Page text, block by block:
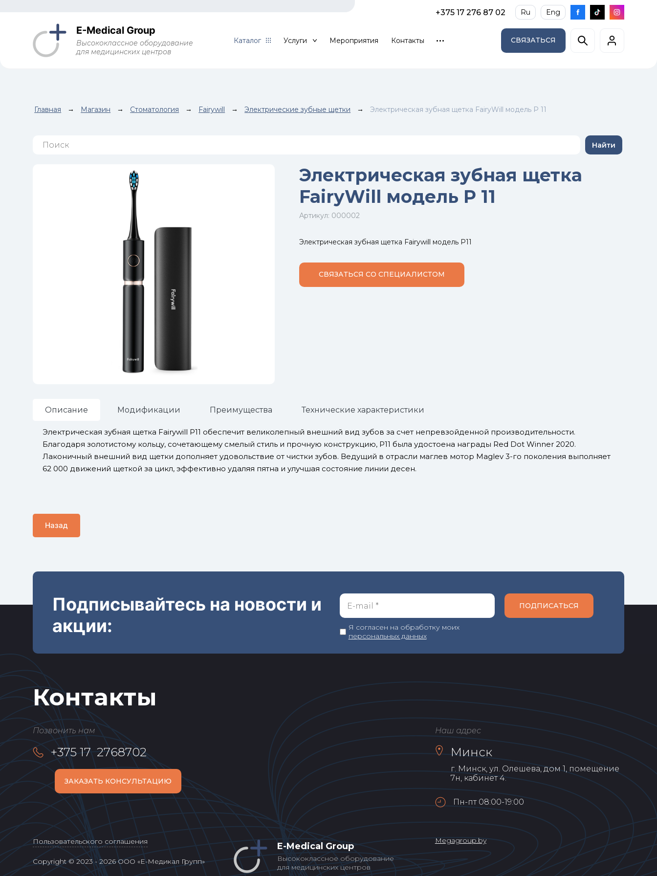
+375 17 276 87 02 Ru Eng
E-Medical Group
Высококлассное оборудование
для медицинских центров
Каталог Услуги Мероприятия Контакты СВЯЗАТЬСЯ
Главная → Магазин → Стоматология → Fairywill → Электрические зубные щетки → Электрическая зубная щетка FairyWill модель P 11
Найти
Электрическая зубная щетка
FairyWill модель P 11
Артикул: 000002
Электрическая зубная щетка Fairywill модель P11
СВЯЗАТЬСЯ СО СПЕЦИАЛИСТОМ
Описание Модификации Преимущества Технические характеристики
Электрическая зубная щетка Fairywill P11 обеспечит великолепный внешний вид зубов за счет непревзойденной производительности.
Благодаря золотистому кольцу, сочетающему смелый стиль и прочную конструкцию, P11 была удостоена награды Red Dot Winner 2020.
Лаконичный внешний вид щетки дополняет удовольствие от чистки зубов. Ведущий в отрасли маглев мотор Maglev 3-го поколения выполняет
62 000 движений щеткой за цикл, эффективно удаляя пятна и улучшая состояние линии десен.
Назад
Подписывайтесь на новости и
акции:
Я согласен на обработку моих
персональных данных
ПОДПИСАТЬСЯ
Контакты
Позвонить нам
+375 17 2768702
ЗАКАЗАТЬ КОНСУЛЬТАЦИЮ
Наш адрес
Минск
г. Минск, ул. Олешева, дом 1, помещение
7н, кабинет 4.
Пн-пт 08:00-19:00
Пользовательского соглашения
Copyright © 2023 - 2026 ООО «Е-Медикал Групп»
E-Medical Group
Высококлассное оборудование
для медицинских центров
Мegagroup.by